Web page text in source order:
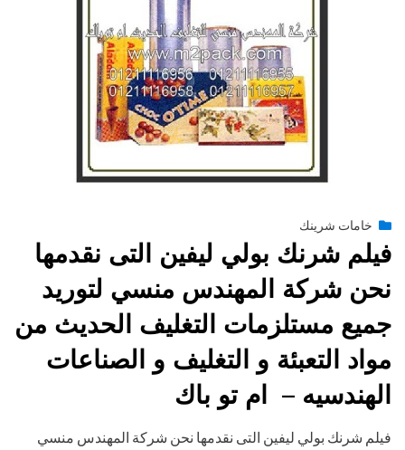
by engmansyPosted
on
يناير 28, 2015
خامات شرينك
فيلم شرنك بولي ليفين التى نقدمها
نحن شركة المهندس منسي لتوريد
جميع مستلزمات التغليف الحديث من
مواد التعبئة و التغليف و الصناعات
الهندسيه – ام تو باك
فيلم شرنك بولي ليفين التى نقدمها نحن شركة المهندس منسي